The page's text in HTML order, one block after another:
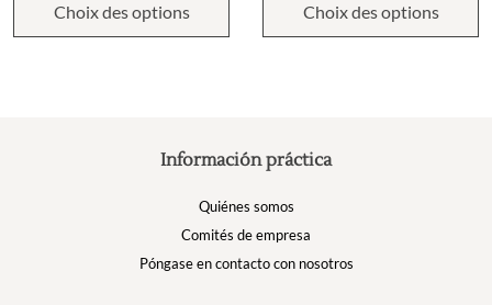
des options Choix des options
Información práctica
Quiénes somos
Comités de empresa
Póngase en contacto con nosotros